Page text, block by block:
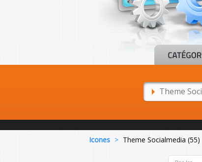
Icones > Theme Socialmedia (55)